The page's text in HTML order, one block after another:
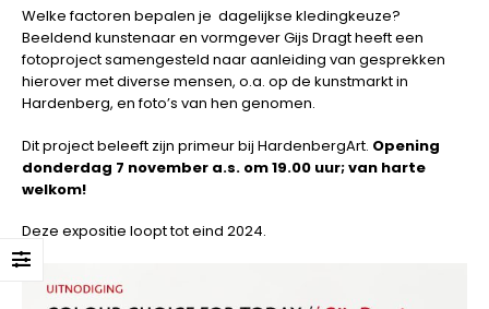
Welke factoren bepalen je dagelijkse kledingkeuze?
Beeldend kunstenaar en vormgever Gijs Dragt heeft een
fotoproject samengesteld naar aanleiding van gesprekken
hierover met diverse mensen, o.a. op de kunstmarkt in
Hardenberg, en foto’s van hen genomen.
Dit project beleeft zijn primeur bij HardenbergArt. Opening
donderdag 7 november a.s. om 19.00 uur; van harte
welkom!
Deze expositie loopt tot eind 2024.